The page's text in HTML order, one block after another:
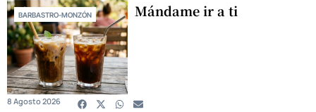
BARBASTRO-MONZÓN Mándame ir a ti
8 Agosto 2026